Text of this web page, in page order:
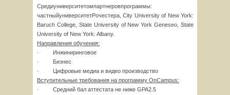
Средиуниверситетомпартнеровпрограммы:
частныйуниверситетРочестера, City University of New York:
Baruch College, State University of New York Geneseo, State
University of New York: Albany.
Направления обучения:
· Инжиниринговое
· Бизнес
· Цифровые медиа и видео производство
Вступительные требования на программу OnCampus:
· Средний бал аттестата не ниже GPA2.5